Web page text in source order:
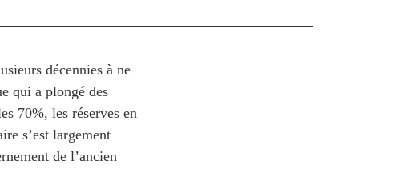
décennies à ne
qui a plongé des
70%, les réserves en
s’est largement
de l’ancien